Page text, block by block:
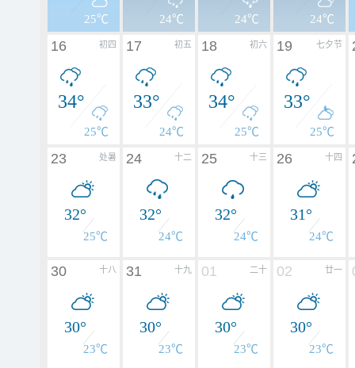
25℃ 24℃ 24℃ 24℃
初四
16
34°
25℃
初五
17
33°
24℃
初六
18
34°
25℃
七夕节
19
33°
25℃
处暑
23
32°
25℃
十二
24
32°
24℃
十三
25
32°
24℃
十四
26
31°
24℃
十八
30
30°
23℃
十九
31
30°
23℃
二十
01
30°
23℃
廿一
02
30°
23℃